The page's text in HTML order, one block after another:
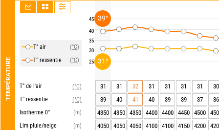
TEMPÉRATURE
T° air
(°C)
T° ressentie
(°C)
T° de l'air
(°C)
T° ressentie
(°C)
Isotherme 0°
(m)
Lim pluie/neige
(m)
45
40
35
30
25
31 31 32 31 31 31 31
30
39
40 41 40 39 39 37
36
4350
4350 4350 4400 4400 4450 4500
4050
4050 4050 4100 4100 4150 4200
31°
39°